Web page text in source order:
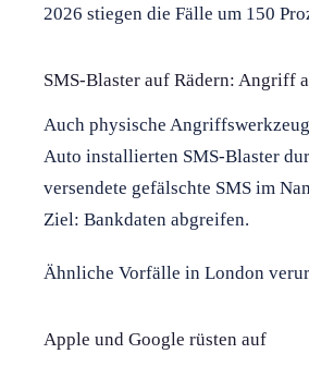
2026 stiegen die Fälle um 150
SMS-Blaster auf Rädern: Angriff
Auch physische
Auto installierten SMS-Blaster
versendete gefälschte SMS im
Ziel: Bankdaten abgreifen.
Ähnliche Vorfälle in London
Apple und Google rüsten auf